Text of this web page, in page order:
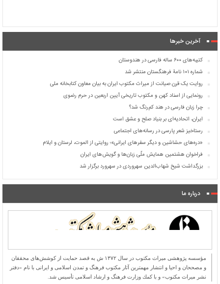
آخرین خبرها
کتیبه‌های ۶۰۰ ساله فارسی در هندوستان
شماره ۱۰۱ نامۀ فرهنگستان منتشر شد
روایت یک قرن صیانت از میراث مکتوب ایران به بیان معاون کتابخانه ملی
رونمایی از اسناد کهن و مکتوب تاریخی آیین اربعین در حرم رضوی
چرا زبان فارسی در هند کم‌رنگ شد؟
ایران، اتحادیه‌ای بر بنیاد صلح و عشق است
رستاخیز شعر پارسی در رسانه‌های اجتماعی
«دره‌های حشاشین و دیگر سفرهای ایرانی»؛ روایتی از الموت، لرستان و ایلام
فراخوان هشتمین همایش ملّی زبان‌ها و گویش‌های ایران
بزرگداشت شیخ شهاب‌الدین سهروردی در سهرورد برگزار شد
درباره ما
مؤسسه پژوهشی میراث مكتوب در سال ۱۳۷۲ ش به قصد حمایت از كوشش‌های محققان
و مصححان و احیا و انتشار مهمترین آثار مكتوب فرهنگ و تمدن اسلامی و ایرانی با نام «دفتر
نشر میراث مكتوب» و با كمك وزارت فرهنگ و ارشاد اسلامی تأسیس شد.